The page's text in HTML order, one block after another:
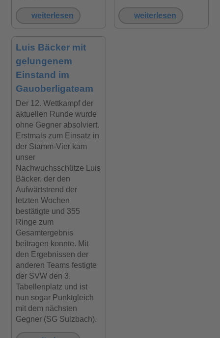
weiterlesen weiterlesen
Luis Bäcker mit
gelungenem
Einstand im
Gauoberligateam
Der 12. Wettkampf der
aktuellen Runde wurde
ohne Gegner absolviert.
Erstmals zum Einsatz in
der Stamm-Vier kam
unser
Nachwuchsschütze Luis
Bäcker, der den
Aufwärtstrend der
letzten Wochen
bestätigte und 355
Ringe zum
Gesamtergebnis
beitragen konnte. Mit
den Ergebnissen der
anderen Teams festigte
der SVW den 3.
Tabellenplatz und ist
nun sogar Punktgleich
mit dem nächsten
Gegner (SG Sulzbach).